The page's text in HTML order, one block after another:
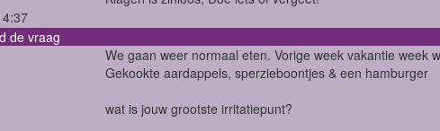
de vraag
We gaan weer normaal eten. Vorige week vakantie week
Gekookte aardappels, sperzieboontjes & een hamburger
wat is jouw grootste irritatiepunt?